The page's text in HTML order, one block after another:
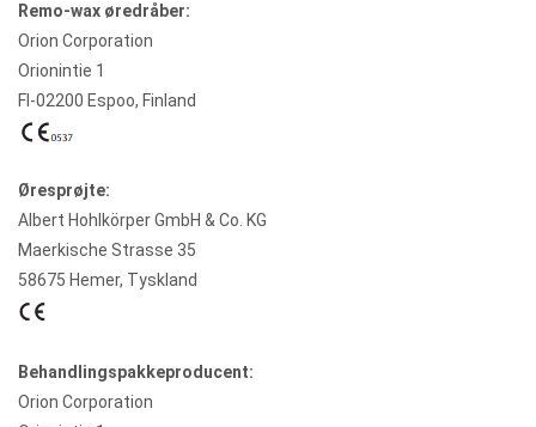
Remo-wax øredråber:
Orion Corporation
Orionintie 1
FI-02200 Espoo, Finland
Øresprøjte:
Albert Hohlkörper GmbH & Co. KG
Maerkische Strasse 35
58675 Hemer, Tyskland
Behandlingspakkeproducent:
Orion Corporation